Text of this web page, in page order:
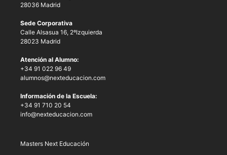
28036 Madrid
Sede Corporativa
Calle Alsasua 16, 2ºIzquierda
28023 Madrid
Atención al Alumno:
+34 91 022 96 49
alumnos@nexteducacion.com
Información de la Escuela:
+34 91 710 20 54
info@nexteducacion.com
Masters Next Educación